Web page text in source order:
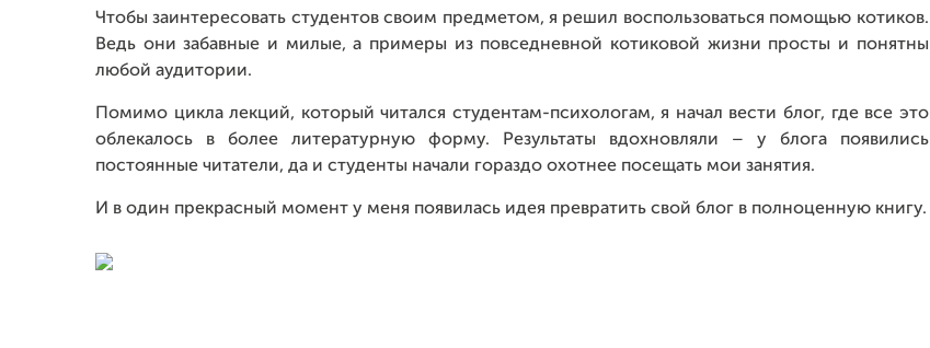
Чтобы заинтересовать студентов своим предметом, я решил воспользоваться помощью котиков.
Ведь они забавные и милые, а примеры из повседневной котиковой жизни просты и понятны
любой аудитории.
Помимо цикла лекций, который читался студентам-психологам, я начал вести блог, где все это
облекалось в более литературную форму. Результаты вдохновляли – у блога появились
постоянные читатели, да и студенты начали гораздо охотнее посещать мои занятия.
И в один прекрасный момент у меня появилась идея превратить свой блог в полноценную книгу.